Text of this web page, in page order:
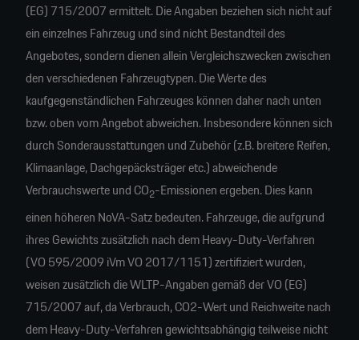
(EG) 715/2007 ermittelt. Die Angaben beziehen sich nicht auf
ein einzelnes Fahrzeug und sind nicht Bestandteil des
Angebotes, sondern dienen allein Vergleichszwecken zwischen
den verschiedenen Fahrzeugtypen. Die Werte des
kaufgegenständlichen Fahrzeuges können daher nach unten
bzw. oben vom Angebot abweichen. Insbesondere können sich
durch Sonderausstattungen und Zubehör (z.B. breitere Reifen,
Klimaanlage, Dachgepäcksträger etc.) abweichende
Verbrauchswerte und CO2-Emissionen ergeben. Dies kann
einen höheren NoVA-Satz bedeuten. Fahrzeuge, die aufgrund
ihres Gewichts zusätzlich nach dem Heavy-Duty-Verfahren
(VO 595/2009 iVm VO 2017/1151) zertifiziert wurden,
weisen zusätzlich die WLTP-Angaben gemäß der VO (EG)
715/2007 auf, da Verbrauch, CO2-Wert und Reichweite nach
dem Heavy-Duty-Verfahren gewichtsabhängig teilweise nicht